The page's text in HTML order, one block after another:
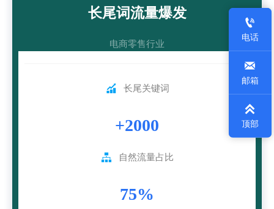
长尾词流量爆发
电商零售行业
 长尾关键词
+2000
 自然流量占比
75%

电话

邮箱

顶部